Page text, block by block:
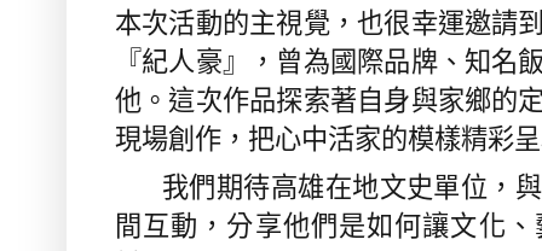
本次活動的主視覺，也很幸運邀請
『紀人豪』，曾為國際品牌、知名
他。這次作品探索著自身與家鄉的
現場創作，把心中活家的模樣精彩
我們期待高雄在地文史單位，與
間互動，分享他們是如何讓文化